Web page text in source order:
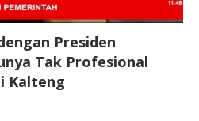
Presiden
Tak Profesional
Kalteng